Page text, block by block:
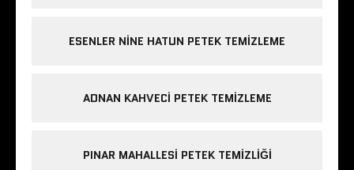
ESENLER NINE HATUN PETEK TEMIZLEME
ADNAN KAHVECI PETEK TEMIZLEME
PINAR MAHALLESI PETEK TEMIZLIĞI